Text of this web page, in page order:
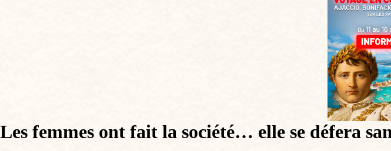
Les femmes ont fait la société… elle se défera